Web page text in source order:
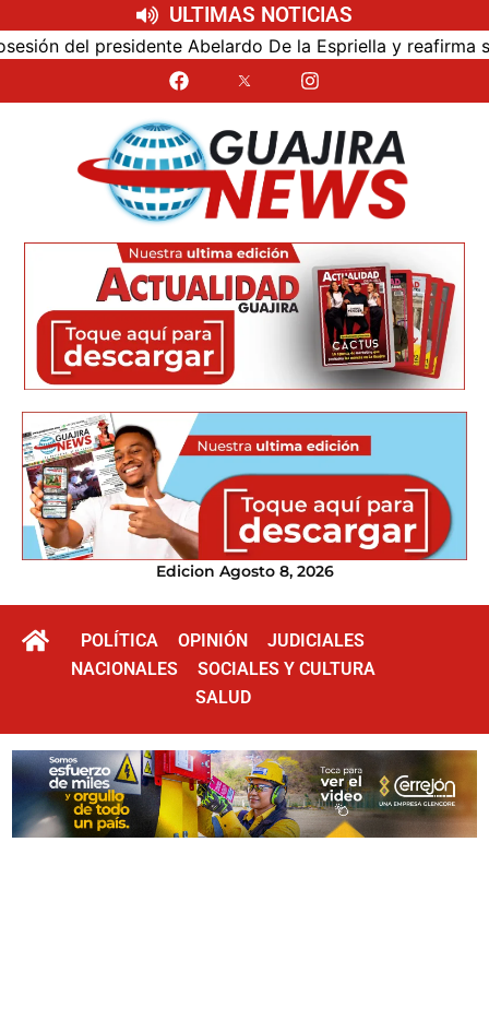
ULTIMAS NOTICIAS
presidente Abelardo De la Espriella y reafirma su
Edicion Agosto 8, 2026
POLÍTICA OPINIÓN
JUDICIALES
NACIONALES
SOCIALES Y CULTURA
SALUD